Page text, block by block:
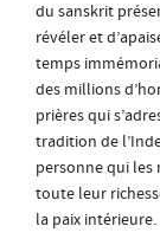
du sanskrit
révéler et
temps
des millions
prières qui
tradition de
personne qui les
toute leur
la paix intérieure.